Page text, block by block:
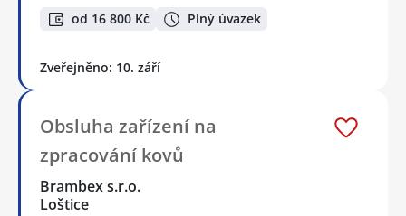
od 16 800 Kč Plný úvazek
Zveřejněno: 10. září
Obsluha zařízení na
zpracování kovů
Brambex s.r.o.
Loštice